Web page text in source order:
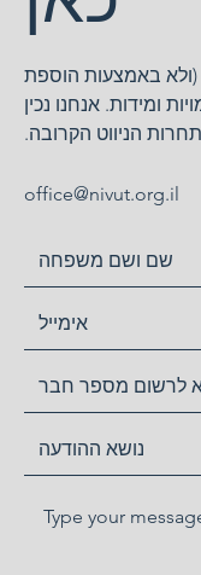
באמצעות הוספת
ומידות. אנחנו נכין
הניווט הקרובה.
office@nivut.org.il